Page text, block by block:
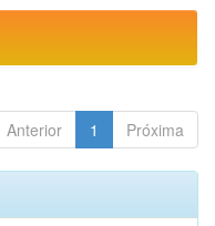
Anterior 1 Próxima